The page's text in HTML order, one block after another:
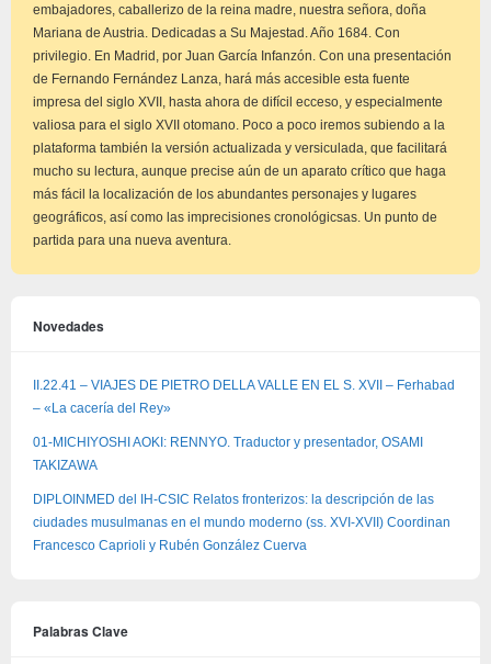
embajadores, caballerizo de la reina madre, nuestra señora, doña
Mariana de Austria. Dedicadas a Su Majestad. Año 1684. Con
privilegio. En Madrid, por Juan García Infanzón. Con una presentación
de Fernando Fernández Lanza, hará más accesible esta fuente
impresa del siglo XVII, hasta ahora de difícil ecceso, y especialmente
valiosa para el siglo XVII otomano. Poco a poco iremos subiendo a la
plataforma también la versión actualizada y versiculada, que facilitará
mucho su lectura, aunque precise aún de un aparato crítico que haga
más fácil la localización de los abundantes personajes y lugares
geográficos, así como las imprecisiones cronológicsas. Un punto de
partida para una nueva aventura.
Novedades
II.22.41 – VIAJES DE PIETRO DELLA VALLE EN EL S. XVII – Ferhabad
– «La cacería del Rey»
01-MICHIYOSHI AOKI: RENNYO. Traductor y presentador, OSAMI
TAKIZAWA
DIPLOINMED del IH-CSIC Relatos fronterizos: la descripción de las
ciudades musulmanas en el mundo moderno (ss. XVI-XVII) Coordinan
Francesco Caprioli y Rubén González Cuerva
Palabras Clave